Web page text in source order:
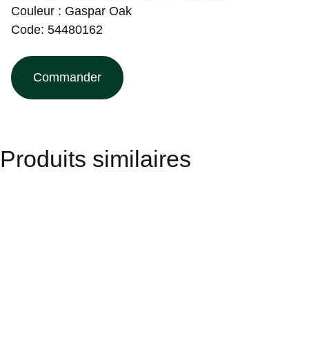
Couleur : Gaspar Oak
Code: 54480162
Commander
Produits similaires